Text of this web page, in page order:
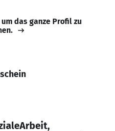
das ganze Profil zu